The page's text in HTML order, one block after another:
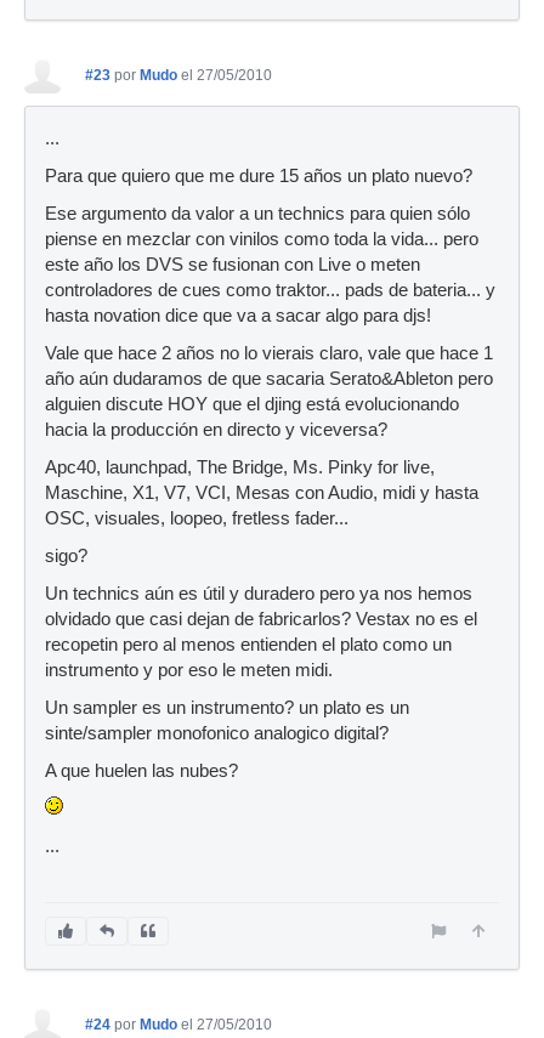
#23 por Mudo el 27/05/2010
...
Para que quiero que me dure 15 años un plato nuevo?
Ese argumento da valor a un technics para quien sólo
piense en mezclar con vinilos como toda la vida... pero
este año los DVS se fusionan con Live o meten
controladores de cues como traktor... pads de bateria... y
hasta novation dice que va a sacar algo para djs!
Vale que hace 2 años no lo vierais claro, vale que hace 1
año aún dudaramos de que sacaria Serato&Ableton pero
alguien discute HOY que el djing está evolucionando
hacia la producción en directo y viceversa?
Apc40, launchpad, The Bridge, Ms. Pinky for live,
Maschine, X1, V7, VCI, Mesas con Audio, midi y hasta
OSC, visuales, loopeo, fretless fader...
sigo?
Un technics aún es útil y duradero pero ya nos hemos
olvidado que casi dejan de fabricarlos? Vestax no es el
recopetin pero al menos entienden el plato como un
instrumento y por eso le meten midi.
Un sampler es un instrumento? un plato es un
sinte/sampler monofonico analogico digital?
A que huelen las nubes?
...
#24 por Mudo el 27/05/2010